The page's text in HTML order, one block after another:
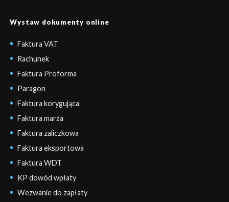
Wystaw dokumenty online
Faktura VAT
Rachunek
Faktura Proforma
Paragon
Faktura korygująca
Faktura marża
Faktura zaliczkowa
Faktura eksportowa
Faktura WDT
KP dowód wpłaty
Wezwanie do zapłaty